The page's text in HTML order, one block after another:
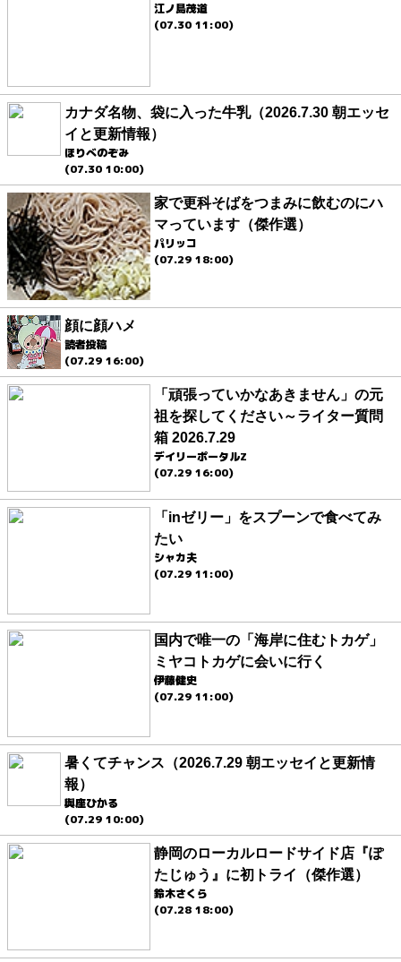
江ノ島茂道
(07.30 11:00)
カナダ名物、袋に入った牛乳（2026.7.30 朝エッセ
イと更新情報）
ほりべのぞみ
(07.30 10:00)
家で更科そばをつまみに飲むのにハ
マっています（傑作選）
パリッコ
(07.29 18:00)
顔に顔ハメ
読者投稿
(07.29 16:00)
「頑張っていかなあきません」の元
祖を探してください～ライター質問
箱 2026.7.29
デイリーポータルZ
(07.29 16:00)
「inゼリー」をスプーンで食べてみ
たい
シャカ夫
(07.29 11:00)
国内で唯一の「海岸に住むトカゲ」
ミヤコトカゲに会いに行く
伊藤健史
(07.29 11:00)
暑くてチャンス（2026.7.29 朝エッセイと更新情
報）
與座ひかる
(07.29 10:00)
静岡のローカルロードサイド店『ぽ
たじゅう』に初トライ（傑作選）
鈴木さくら
(07.28 18:00)